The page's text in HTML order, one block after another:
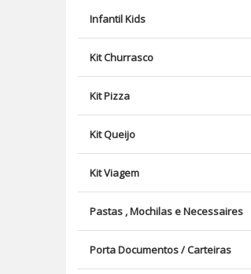
Infantil Kids
Kit Churrasco
Kit Pizza
Kit Queijo
Kit Viagem
Pastas , Mochilas e Necessaires
Porta Documentos / Carteiras